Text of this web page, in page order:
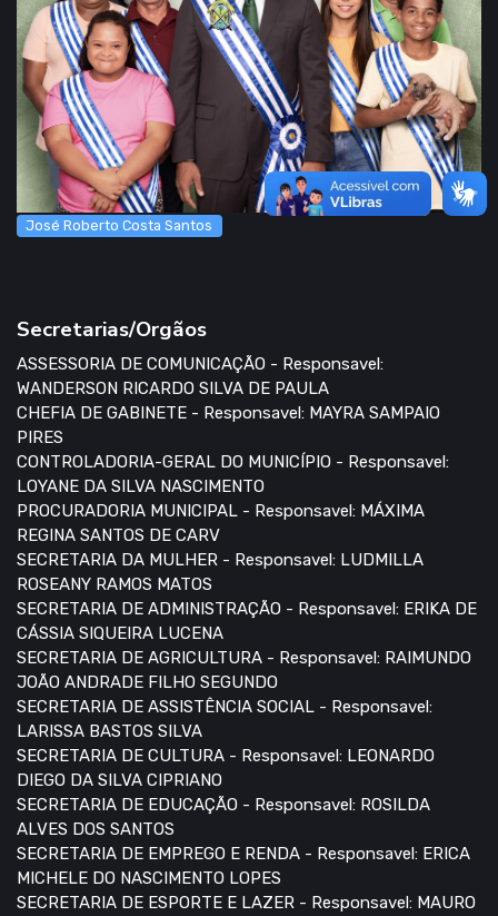
José Roberto Costa Santos
Secretarias/Orgãos
ASSESSORIA DE COMUNICAÇÃO - Responsavel:
WANDERSON RICARDO SILVA DE PAULA
CHEFIA DE GABINETE - Responsavel: MAYRA SAMPAIO
PIRES
CONTROLADORIA-GERAL DO MUNICÍPIO - Responsavel:
LOYANE DA SILVA NASCIMENTO
PROCURADORIA MUNICIPAL - Responsavel: MÁXIMA
REGINA SANTOS DE CARV
SECRETARIA DA MULHER - Responsavel: LUDMILLA
ROSEANY RAMOS MATOS
SECRETARIA DE ADMINISTRAÇÃO - Responsavel: ERIKA DE
CÁSSIA SIQUEIRA LUCENA
SECRETARIA DE AGRICULTURA - Responsavel: RAIMUNDO
JOÃO ANDRADE FILHO SEGUNDO
SECRETARIA DE ASSISTÊNCIA SOCIAL - Responsavel:
LARISSA BASTOS SILVA
SECRETARIA DE CULTURA - Responsavel: LEONARDO
DIEGO DA SILVA CIPRIANO
SECRETARIA DE EDUCAÇÃO - Responsavel: ROSILDA
ALVES DOS SANTOS
SECRETARIA DE EMPREGO E RENDA - Responsavel: ERICA
MICHELE DO NASCIMENTO LOPES
SECRETARIA DE ESPORTE E LAZER - Responsavel: MAURO